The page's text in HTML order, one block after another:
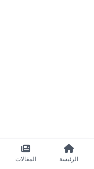
الرئيسة المقالات